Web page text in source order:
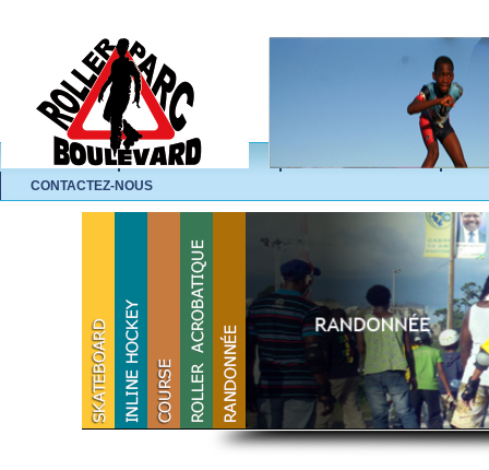
ACCUEIL L'ASSOCIATION
CONTACTEZ-NOUS